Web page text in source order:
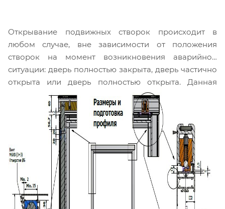
Открывание подвижных створок происходит в
любом случае, вне зависимости от положения
створок на момент возникновения аварийной
ситуации: дверь полностью закрыта, дверь частично
открыта или дверь полностью открыта. Данная
информация отражается на специальном
предупреждающем знаке, который обычно
наносится на створки на уровне 1500 ± 100 мм.